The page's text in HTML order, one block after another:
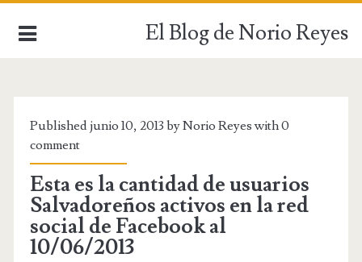
El Blog de Norio Reyes
Published junio 10, 2013 by Norio Reyes with0
comment
Esta es la cantidad de usuarios
Salvadoreños activos en la red
social de Facebook al
10/06/2013